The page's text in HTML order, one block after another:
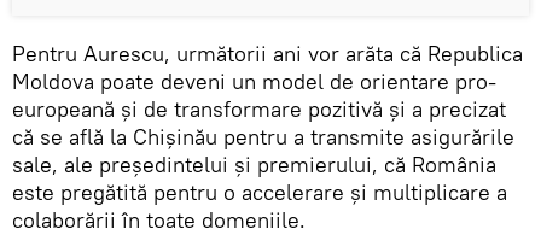
Pentru Aurescu, următorii ani vor arăta că Republica
Moldova poate deveni un model de orientare pro-
europeană și de transformare pozitivă și a precizat
că se află la Chișinău pentru a transmite asigurările
sale, ale președintelui și premierului, că România
este pregătită pentru o accelerare și multiplicare a
colaborării în toate domeniile.